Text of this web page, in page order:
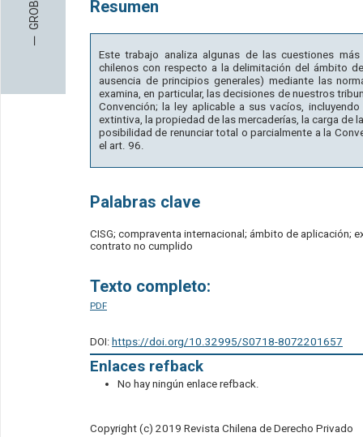
─
Resumen
Este trabajo analiza algunas de las cuestiones
chilenos con respecto a la delimitación del ámbito
ausencia de principios generales) mediante las
examina, en particular, las decisiones de nuestros
Convención; la ley aplicable a sus vacíos,
extintiva, la propiedad de las mercaderías, la carga de
posibilidad de renunciar total o parcialmente a la
el art. 96.
Palabras clave
CISG; compraventa internacional; ámbito de aplicación;
contrato no cumplido
Texto completo:
PDF
DOI: https://doi.org/10.32995/S0718-8072201657
Enlaces refback
No hay ningún enlace refback.
Copyright (c) 2019 Revista Chilena de Derecho Privado